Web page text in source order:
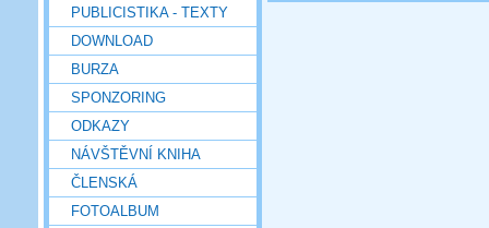
PUBLICISTIKA - TEXTY
DOWNLOAD
BURZA
SPONZORING
ODKAZY
NÁVŠTĚVNÍ KNIHA
ČLENSKÁ
FOTOALBUM